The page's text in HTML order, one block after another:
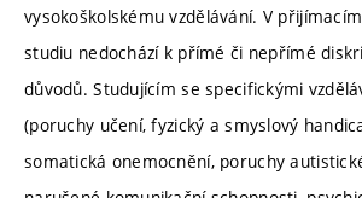
vysokoškolskému vzdělávání. V
studiu nedochází k přímé či nepřímé
důvodů. Studujícím se specifickými
(poruchy učení, fyzický a smyslový
somatická onemocnění, poruchy